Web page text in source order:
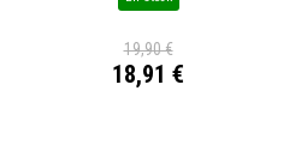
19,90 €
18,91 €